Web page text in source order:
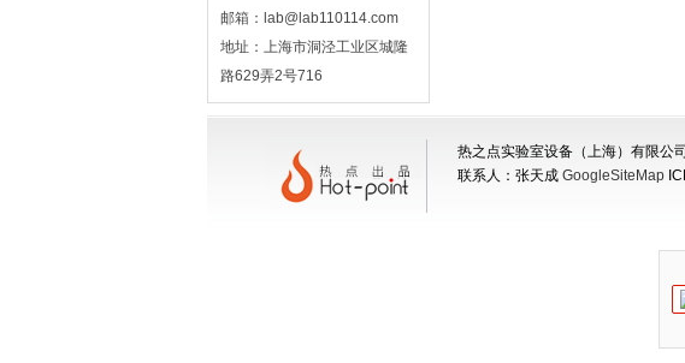
邮箱：lab@lab110114.com
地址：上海市洞泾工业区城隆
路629弄2号716
热之点实验室设备（上海）有限公
联系人：张天成 GoogleSiteMap